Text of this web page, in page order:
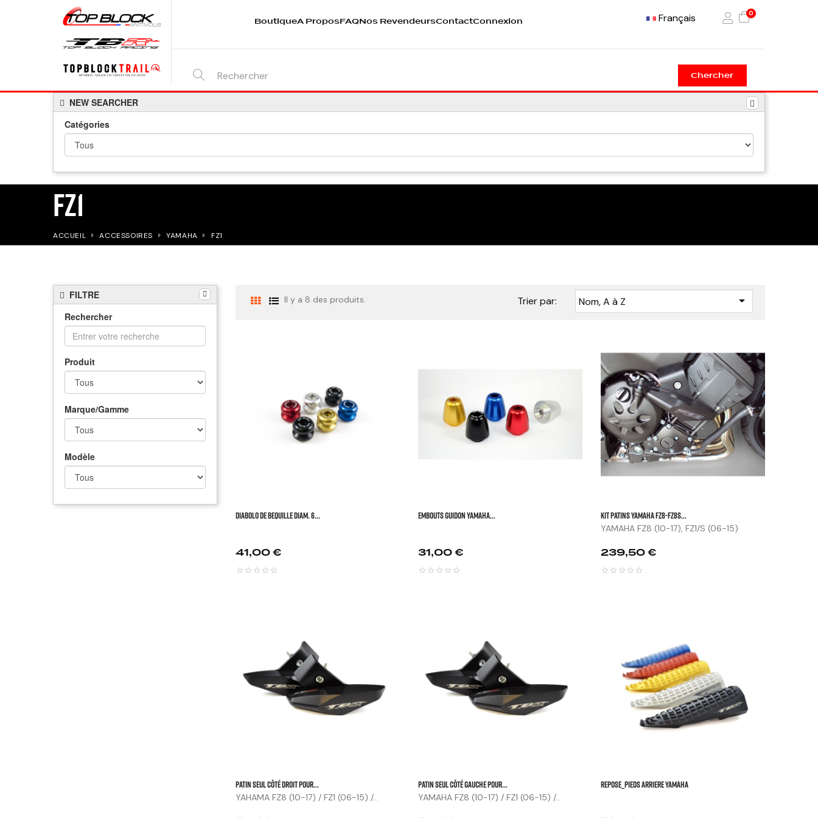
BoutiqueA ProposFAQNos RevendeursContactConnexion Français 0
Chercher
NEW SEARCHER
Catégories
FZ1
ACCUEIL ACCESSOIRES YAMAHA FZ1
FILTRE
Rechercher
Produit
Marque/Gamme
Modèle
Il y a 8 des produits. Trier par: Nom, A à Z 
DIABOLO DE BEQUILLE DIAM. 6...
Prix
41,00 €


EMBOUTS GUIDON YAMAHA...
Prix
31,00 €
KIT PATINS YAMAHA FZ8-FZ8S...
YAMAHA FZ8 (10-17), FZ1/S (06-15)
Prix
239,50 €
Patin Seul Côté Droit Pour...
YAHAMA FZ8 (10-17) / FZ1 (06-15) /...
Patin Seul Côté Gauche Pour...
YAMAHA FZ8 (10-17) / FZ1 (06-15) /...
REPOSE_PIEDS ARRIERE YAMAHA